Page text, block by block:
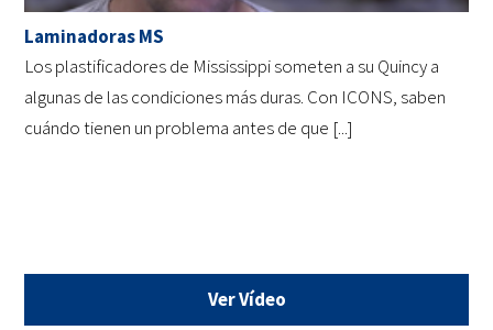
Laminadoras MS
Los plastificadores de Mississippi someten a su Quincy a
algunas de las condiciones más duras. Con ICONS, saben
cuándo tienen un problema antes de que [...]
Ver Vídeo